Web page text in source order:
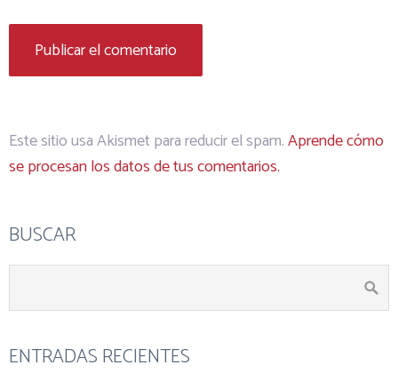
Este sitio usa Akismet para reducir el spam.Aprende cómo
se procesan los datos de tus comentarios.
BUSCAR
ENTRADAS RECIENTES